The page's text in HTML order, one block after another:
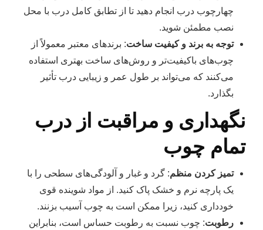
چهارچوب درب انجام دهید تا از تطابق کامل درب با محل
نصب مطمئن شوید.
توجه به برند و کیفیت ساخت: برندهای معتبر معمولاً از
چوب‌های باکیفیت‌تر و روش‌های ساخت بهتری استفاده
می‌کنند که می‌تواند بر طول عمر و زیبایی درب تأثیر
بگذارد.
نگهداری و مراقبت از درب
تمام چوب
تمیز کردن منظم: گرد و غبار و آلودگی‌های سطحی را با
یک پارچه نرم و خشک پاک کنید. از مواد شوینده قوی
خودداری کنید، زیرا ممکن است به چوب آسیب بزنند.
رطوبت: چوب نسبت به رطوبت حساس است، بنابراین